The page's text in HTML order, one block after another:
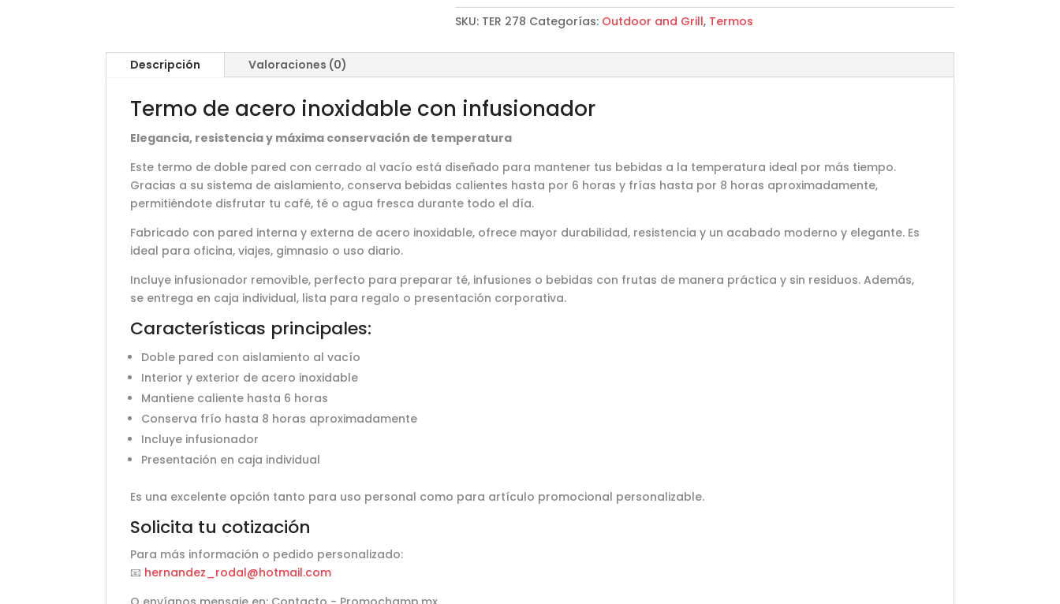
ML
SKU: TER 278 Categorías: Outdoor and Grill, Termos
Descripción Valoraciones (0)
Termo de acero inoxidable con infusionador
Elegancia, resistencia y máxima conservación de temperatura
Este termo de doble pared con cerrado al vacío está diseñado para mantener tus bebidas a la temperatura ideal por más tiempo.
Gracias a su sistema de aislamiento, conserva bebidas calientes hasta por 6 horas y frías hasta por 8 horas aproximadamente,
permitiéndote disfrutar tu café, té o agua fresca durante todo el día.
Fabricado con pared interna y externa de acero inoxidable, ofrece mayor durabilidad, resistencia y un acabado moderno y elegante. Es
ideal para oficina, viajes, gimnasio o uso diario.
Incluye infusionador removible, perfecto para preparar té, infusiones o bebidas con frutas de manera práctica y sin residuos. Además,
se entrega en caja individual, lista para regalo o presentación corporativa.
Características principales:
Doble pared con aislamiento al vacío
Interior y exterior de acero inoxidable
Mantiene caliente hasta 6 horas
Conserva frío hasta 8 horas aproximadamente
Incluye infusionador
Presentación en caja individual
Es una excelente opción tanto para uso personal como para artículo promocional personalizable.
Solicita tu cotización
Para más información o pedido personalizado:
📧 hernandez_rodal@hotmail.com